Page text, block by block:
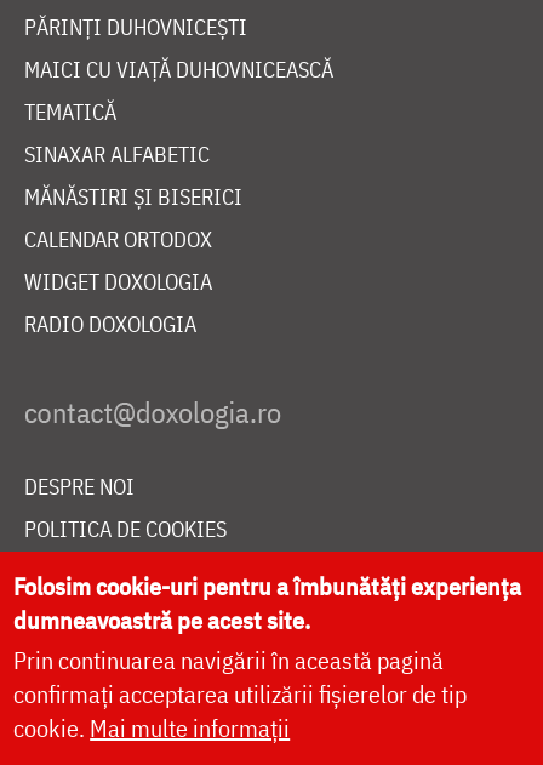
PĂRINȚI DUHOVNICEȘTI
MAICI CU VIAȚĂ DUHOVNICEASCĂ
TEMATICĂ
SINAXAR ALFABETIC
MĂNĂSTIRI ȘI BISERICI
CALENDAR ORTODOX
WIDGET DOXOLOGIA
RADIO DOXOLOGIA
DESPRE NOI
POLITICA DE COOKIES
DONEAZĂ ONLINE PENTRU CATEDRALA NAȚIONALĂ
LIVE
Folosim cookie-uri pentru a îmbunătăți experiența
dumneavoastră pe acest site.
Prin continuarea navigării în această pagină
confirmați acceptarea utilizării fișierelor de tip
cookie. Mai multe informații